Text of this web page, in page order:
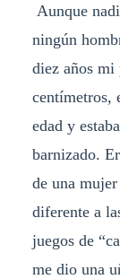
Aunque
ningún
diez años mi
centímetros,
edad y
barnizado.
de una
diferente a
juegos de
me dio una